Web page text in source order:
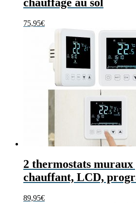
75,95€
2 thermostats
chauffant, LCD,
89,95€